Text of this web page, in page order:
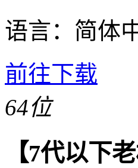
语言： 简体
前往下载
64位
【7代以下